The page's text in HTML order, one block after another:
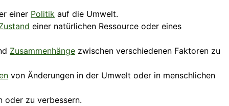
einer Politik auf die Umwelt.
einer natürlichen Ressource oder eines
Zusammenhänge zwischen verschiedenen Faktoren zu
von Änderungen in der Umwelt oder in menschlichen
oder zu verbessern.